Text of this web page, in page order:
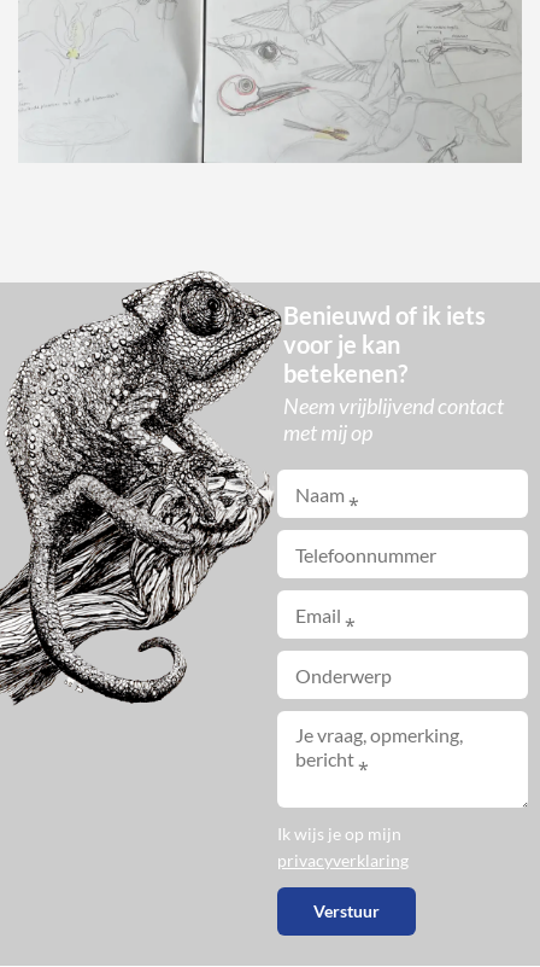
Benieuwd of ik iets
voor je kan
betekenen?
Neem vrijblijvend contact
met mij op
Ik wijs je op mijn
privacyverklaring